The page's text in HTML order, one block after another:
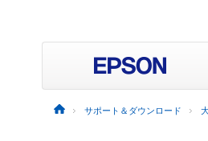
サポート＆ダウンロード